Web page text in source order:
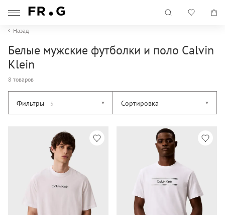
Назад
Белые мужские футболки и поло Calvin
Klein
8 товаров
Фильтры 5 Сортировка